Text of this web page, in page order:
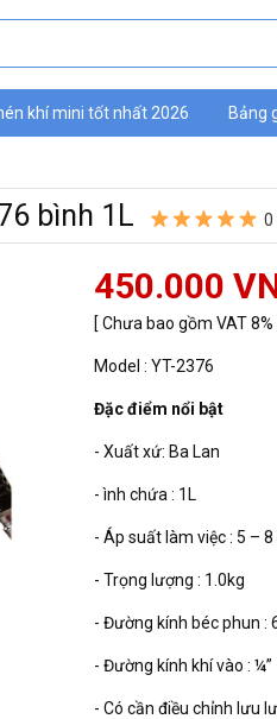
khí mini tốt nhất 2026 Bảng
bình 1L 0
450.000
[ Chưa bao gồm VAT 8%
Model : YT-2376
Đặc điểm nổi bật
- Xuất xứ: Ba Lan
- ình chứa : 1L
- Áp suất làm việc : 5 –
- Trọng lượng : 1.0kg
- Đường kính béc phun :
- Đường kính khí vào : ¼”
- Có cần điều chỉnh lưu